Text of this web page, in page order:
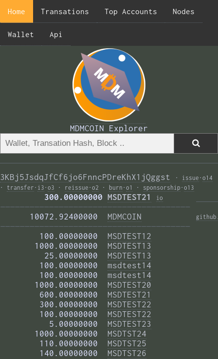
Home Transations Top Accounts Nodes
Wallet Api
MDMCOIN Explorer
3KBj5JsdqJfCf6jo6FnncPDreKhX1jQggst · issue · o14
· transfer · i3 · o3 · reissue · o2 · burn · o1 · sponsorship · o13
         300.00000000
MSDTEST21 io
———————————————————————————————————————
      10072.92400000
MDMCOIN
———————————————————————————————————————
        100.00000000
MSDTEST12
       1000.00000000
MSDTEST13
         25.00000000
MSDTEST13
        100.00000000
msdtest14
        100.00000000
msdtest14
       1000.00000000
MSDTEST20
        600.00000000
MSDTEST21
        300.00000000
MSDTEST22
        100.00000000
MSDTEST22
          5.00000000
MSDTEST23
       1000.00000000
MSDTST24
        110.00000000
MSDTST25
        140.00000000
MSDTST26